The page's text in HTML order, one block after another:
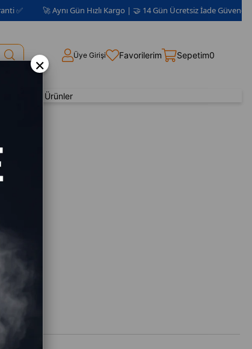
🚀 Aynı Gün Hızlı Kargo | 🤝 14 Gün Ücretsiz İade Güvencesi 📦 |
Üye Girişi Favorilerim Sepetim0
Yenilenmiş Ürünler
×